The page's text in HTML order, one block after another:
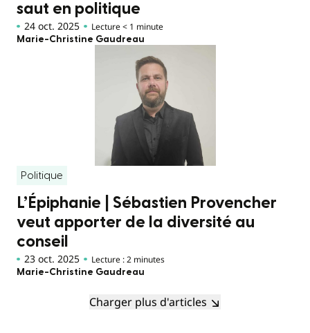
saut en politique
24 oct. 2025 Lecture < 1 minute
Marie-Christine Gaudreau
Politique
L’Épiphanie | Sébastien Provencher
veut apporter de la diversité au
conseil
23 oct. 2025 Lecture : 2 minutes
Marie-Christine Gaudreau
Charger plus d'articles